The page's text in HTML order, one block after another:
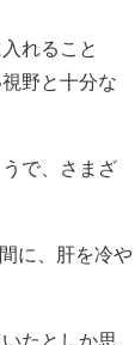
れること
野と十分な
で、さまざ
に、肝を冷や